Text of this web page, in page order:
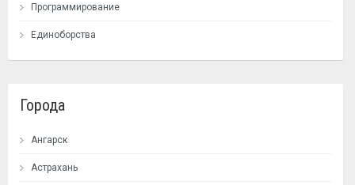
Программирование
Единоборства
Города
Ангарск
Астрахань